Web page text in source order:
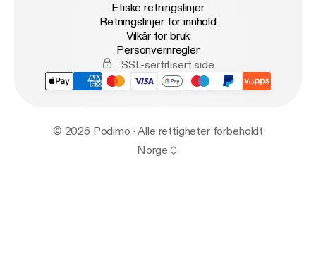
Etiske retningslinjer
Retningslinjer for innhold
Vilkår for bruk
Personvernregler
SSL-sertifisert side
© 2026 Podimo · Alle rettigheter forbeholdt
Norge